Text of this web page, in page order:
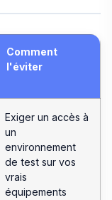
Comment
l'éviter
Exiger un accès à
un
environnement
de test sur vos
vrais
équipements